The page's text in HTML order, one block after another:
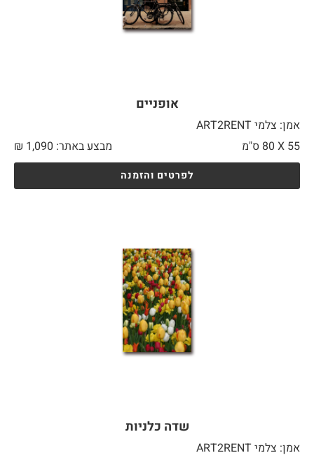
אופניים
אמן: צלמי ART2RENT
55 X
מבצע באתר: ₪ 1,090
לפרטים והזמנה
שדה כלניות
אמן: צלמי ART2RENT